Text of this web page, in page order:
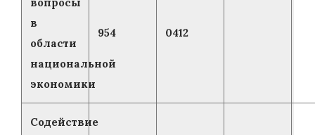
в
области
национальной
экономики
954 0412
Содействие